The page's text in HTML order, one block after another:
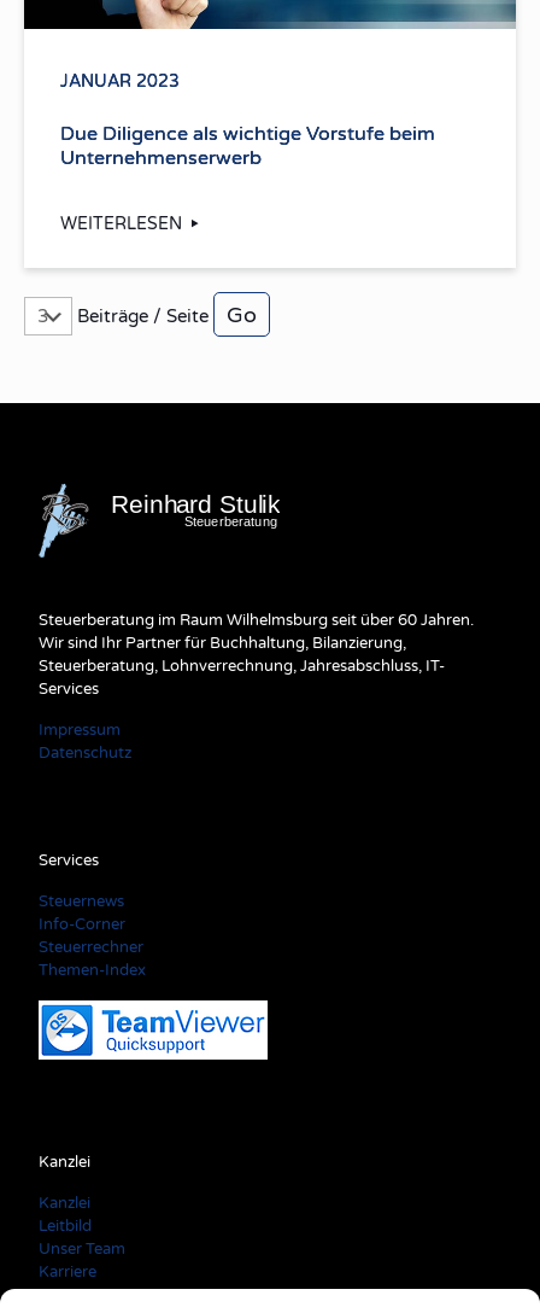
JANUAR 2023
Due Diligence als wichtige Vorstufe beim
Unternehmenserwerb
WEITERLESEN
Beiträge / Seite
Steuerberatung im Raum Wilhelmsburg seit über 60 Jahren.
Wir sind Ihr Partner für Buchhaltung, Bilanzierung,
Steuerberatung, Lohnverrechnung, Jahresabschluss, IT-
Services
Impressum
Datenschutz
Services
Steuernews
Info-Corner
Steuerrechner
Themen-Index
Kanzlei
Kanzlei
Leitbild
Unser Team
Karriere